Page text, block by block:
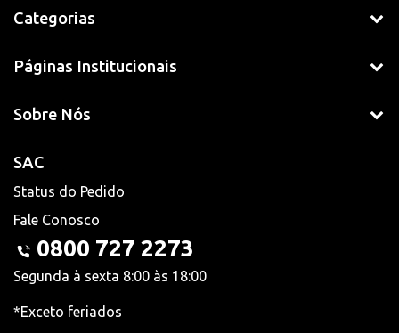
Categorias
Páginas Institucionais
Sobre Nós
SAC
Status do Pedido
Fale Conosco
0800 727 2273
Segunda à sexta 8:00 às 18:00
*Exceto feriados